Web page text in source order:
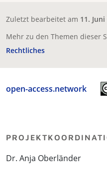
Zuletzt bearbeitet am 11.
Mehr zu den Themen dieser
Rechtliches
open-access.network
Dr. Anja Oberländer